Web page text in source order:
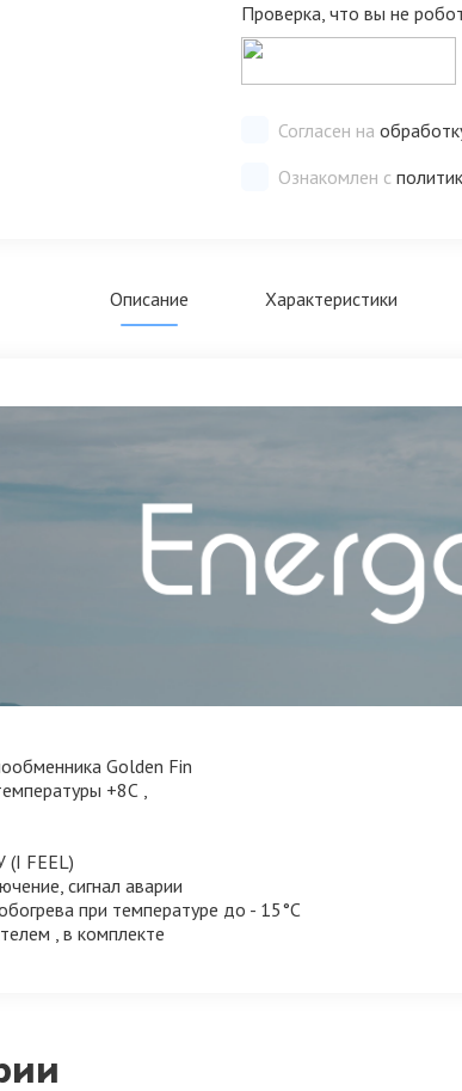
Проверка, что вы не
Согласен на
Ознакомлен с
Описание Характеристики
Golden Fin
+8С ,
(I FEEL)
сигнал аварии
при температуре до - 15°C
, в комплекте